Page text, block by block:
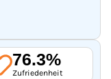
76.3%
Zufriedenheit